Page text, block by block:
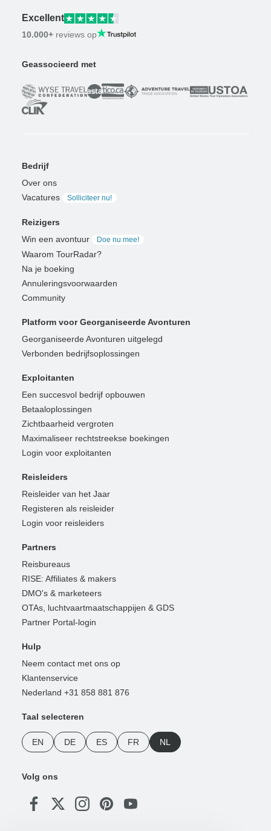
Excellent
10.000+ reviews op
Geassocieerd met
Bedrijf
Over ons
Vacatures
Solliciteer nu!
Reizigers
Win een avontuur
Doe nu mee!
Waarom TourRadar?
Na je boeking
Annuleringsvoorwaarden
Community
Platform voor Georganiseerde Avonturen
Georganiseerde Avonturen uitgelegd
Verbonden bedrijfsoplossingen
Exploitanten
Een succesvol bedrijf opbouwen
Betaaloplossingen
Zichtbaarheid vergroten
Maximaliseer rechtstreekse boekingen
Login voor exploitanten
Reisleiders
Reisleider van het Jaar
Registeren als reisleider
Login voor reisleiders
Partners
Reisbureaus
RISE: Affiliates & makers
DMO's & marketeers
OTAs, luchtvaartmaatschappijen & GDS
Partner Portal-login
Hulp
Neem contact met ons op
Klantenservice
Nederland +31 858 881 876
Taal selecteren
EN DE ES FR NL
Volg ons